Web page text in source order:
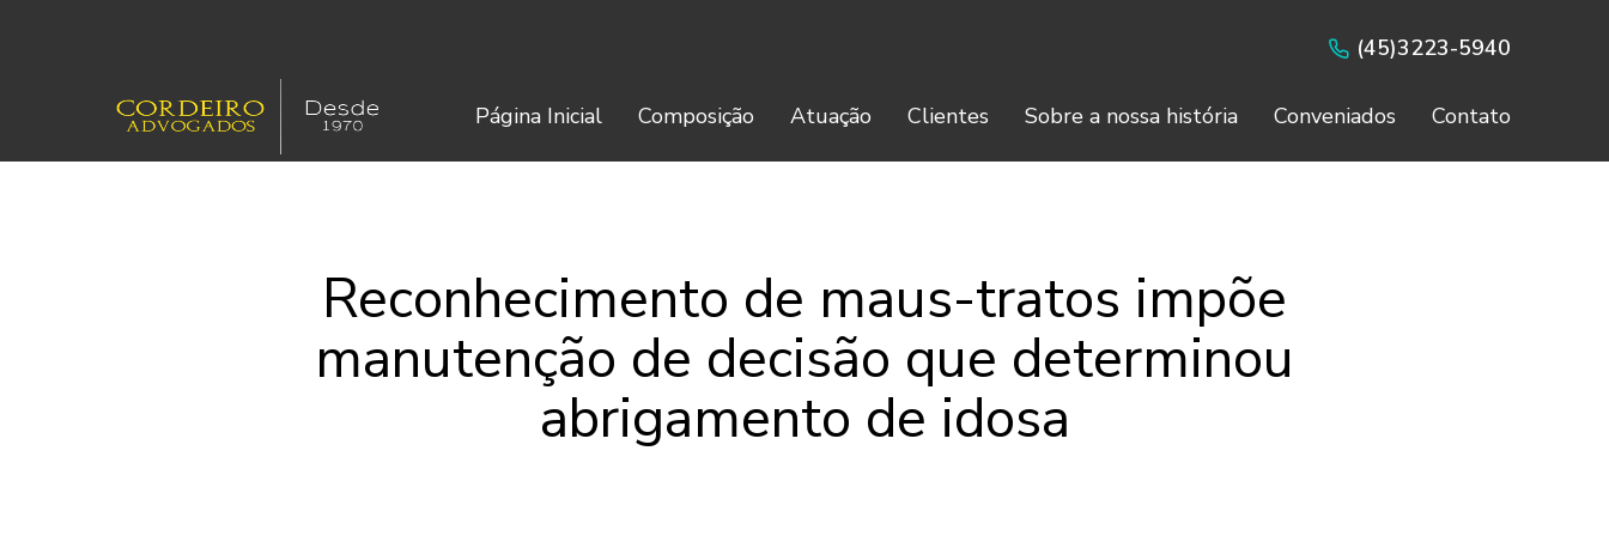
(45)3223-5940
Página Inicial Composição Atuação Clientes Sobre a nossa história Conveniados Contato
Reconhecimento de maus-tratos impõe
manutenção de decisão que determinou
abrigamento de idosa